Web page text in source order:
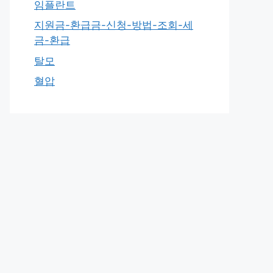
임플란트
지원금-환급금-신청-방법-조회-세
금-환급
탈모
혈압